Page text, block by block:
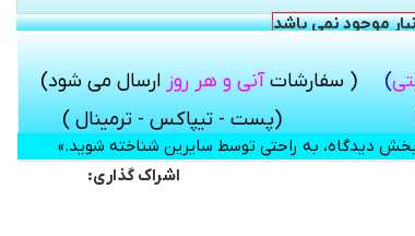
موجود نمی باشد
) ( سفارشاتآنی و هر روزارسال می شود)
(پست - تیپاکس - ترمینال )
دیدگاه، به راحتی توسط سایرین شناخته شوید.»
اشراک گذاری: